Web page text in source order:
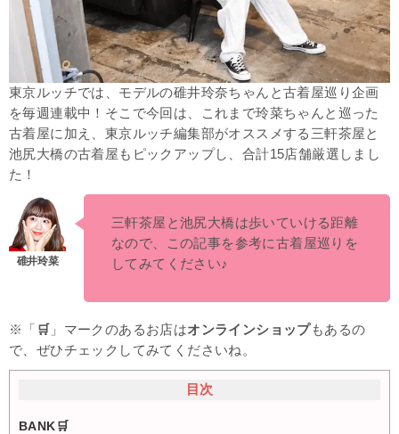
東京ルッチでは、モデルの碓井玲奈ちゃんと古着屋巡り企画
を毎週連載中！ そこで今回は、 これまで玲菜ちゃんと巡った
古着屋に加え、東京ルッチ編集部がオススメする三軒茶屋と
池尻大橋の古着屋もピックアップし、合計15店舗厳選しまし
た！
三軒茶屋と池尻大橋は歩いていける距離
なので、この記事を参考に古着屋巡りを
してみてください♪
※「 🛒 」マークのあるお店はオンラインショップもあるの
で、ぜひチェックしてみてくださいね。
目次
BANK🛒